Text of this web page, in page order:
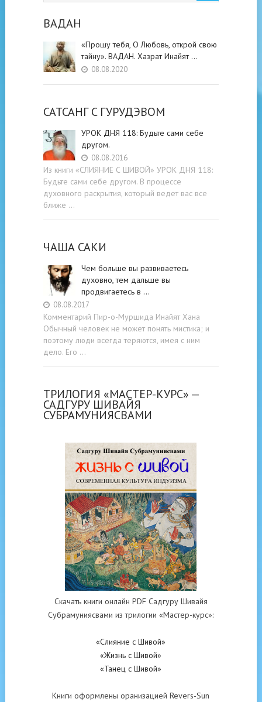
ВАДАН
«Прошу тебя, О Любовь, открой свою
тайну». ВАДАН. Хазрат Инайят …
08.08.2020
САТСАНГ C ГУРУДЭВОМ
УРОК ДНЯ 118: Будьте cами cебе
другом.
08.08.2016
Из книги «СЛИЯНИЕ С ШИВОЙ» УРОК ДНЯ 118:
Будьте cами cебе другом. В процессе
духовного раскрытия, который ведет вас все
ближе …
ЧАША САКИ
Чем больше вы развиваетесь
духовно, тем дальше вы
продвигаетесь в …
08.08.2017
Комментарий Пир-о-Муршида Инайят Хана
Обычный человек не может понять мистика; и
поэтому люди всегда теряются, имея с ним
дело. Его …
ТРИЛОГИЯ «МАСТЕР-КУРС» —
САДГУРУ ШИВАЙЯ
СУБРАМУНИЯСВАМИ
Скачать книги онлайн PDF Садгуру Шивайя
Субрамуниясвами из трилогии «Мастер-курс»:
«Слияние с Шивой»
«Жизнь с Шивой»
«Танец с Шивой»
Книги оформлены оранизацией Revers-Sun